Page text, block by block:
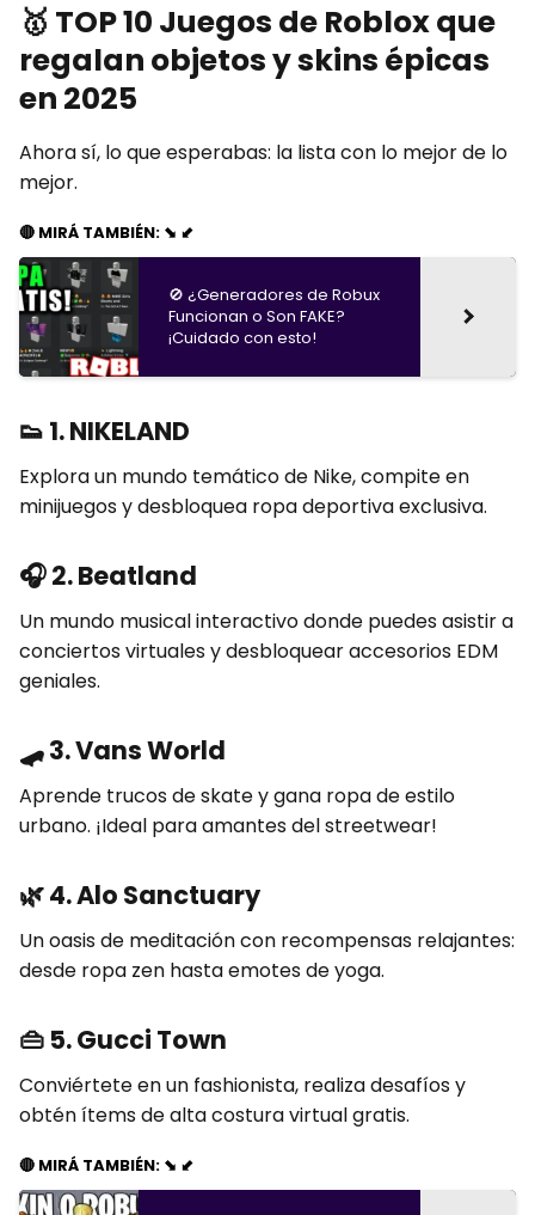
🥇 TOP 10 Juegos de Roblox que
regalan objetos y skins épicas
en 2025
Ahora sí, lo que esperabas: la lista con lo mejor de lo
mejor.
🔴 MIRÁ TAMBIÉN: ⬊ ⬋
🚫 ¿Generadores de Robux
Funcionan o Son FAKE?
¡Cuidado con esto!
👟 1. NIKELAND
Explora un mundo temático de Nike, compite en
minijuegos y desbloquea ropa deportiva exclusiva.
🎧2. Beatland
Un mundo musical interactivo donde puedes asistir a
conciertos virtuales y desbloquear accesorios EDM
geniales.
🛹3. Vans World
Aprende trucos de skate y gana ropa de estilo
urbano. ¡Ideal para amantes del streetwear!
🌿4. Alo Sanctuary
Un oasis de meditación con recompensas relajantes:
desde ropa zen hasta emotes de yoga.
👜 5. Gucci Town
Conviértete en un fashionista, realiza desafíos y
obtén ítems de alta costura virtual gratis.
🔴 MIRÁ TAMBIÉN: ⬊ ⬋